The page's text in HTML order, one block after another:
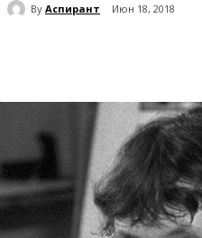
By Аспирант Июн 18, 2018